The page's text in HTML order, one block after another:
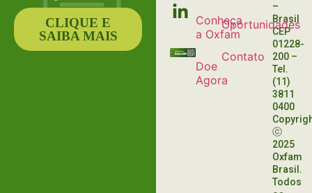
Conheça
a Oxfam
Doe
Agora
Oportunidades
Contato
–
Brasil
CEP
01228-
200 –
Tel.
(11)
3811
0400
ⓒ
2025
Oxfam
Brasil.
Todos
CLIQUE E
SAIBA MAIS